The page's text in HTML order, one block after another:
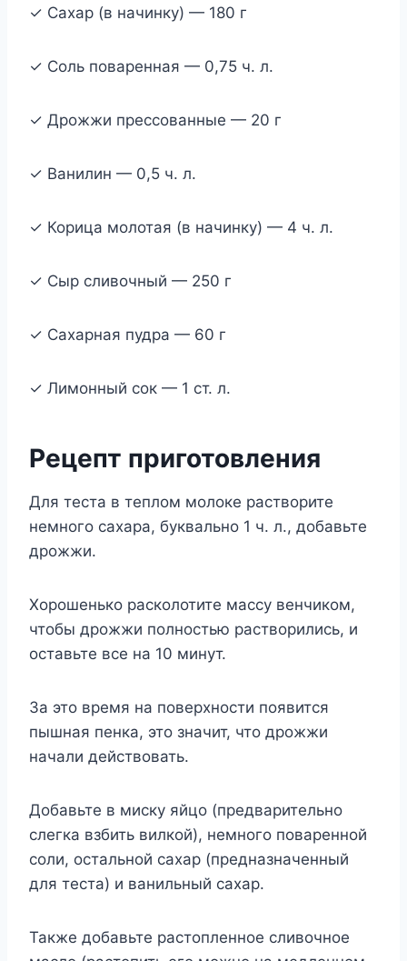
✓ Сахар (в начинку) — 180 г
✓ Соль поваренная — 0,75 ч. л.
✓ Дрожжи прессованные — 20 г
✓ Ванилин — 0,5 ч. л.
✓ Корица молотая (в начинку) — 4 ч. л.
✓ Сыр сливочный — 250 г
✓ Сахарная пудра — 60 г
✓ Лимонный сок — 1 ст. л.
Рецепт приготовления
Для теста в теплом молоке растворите
немного сахара, буквально 1 ч. л., добавьте
дрожжи.
Хорошенько расколотите массу венчиком,
чтобы дрожжи полностью растворились, и
оставьте все на 10 минут.
За это время на поверхности появится
пышная пенка, это значит, что дрожжи
начали действовать.
Добавьте в миску яйцо (предварительно
слегка взбить вилкой), немного поваренной
соли, остальной сахар (предназначенный
для теста) и ванильный сахар.
Также добавьте растопленное сливочное